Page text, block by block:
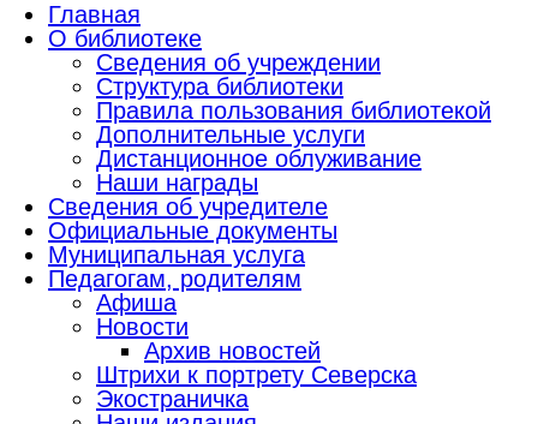
Главная
О библиотеке
Сведения об учреждении
Структура библиотеки
Правила пользования библиотекой
Дополнительные услуги
Дистанционное облуживание
Наши награды
Сведения об учредителе
Официальные документы
Муниципальная услуга
Педагогам, родителям
Афиша
Новости
Архив новостей
Штрихи к портрету Северска
Экостраничка